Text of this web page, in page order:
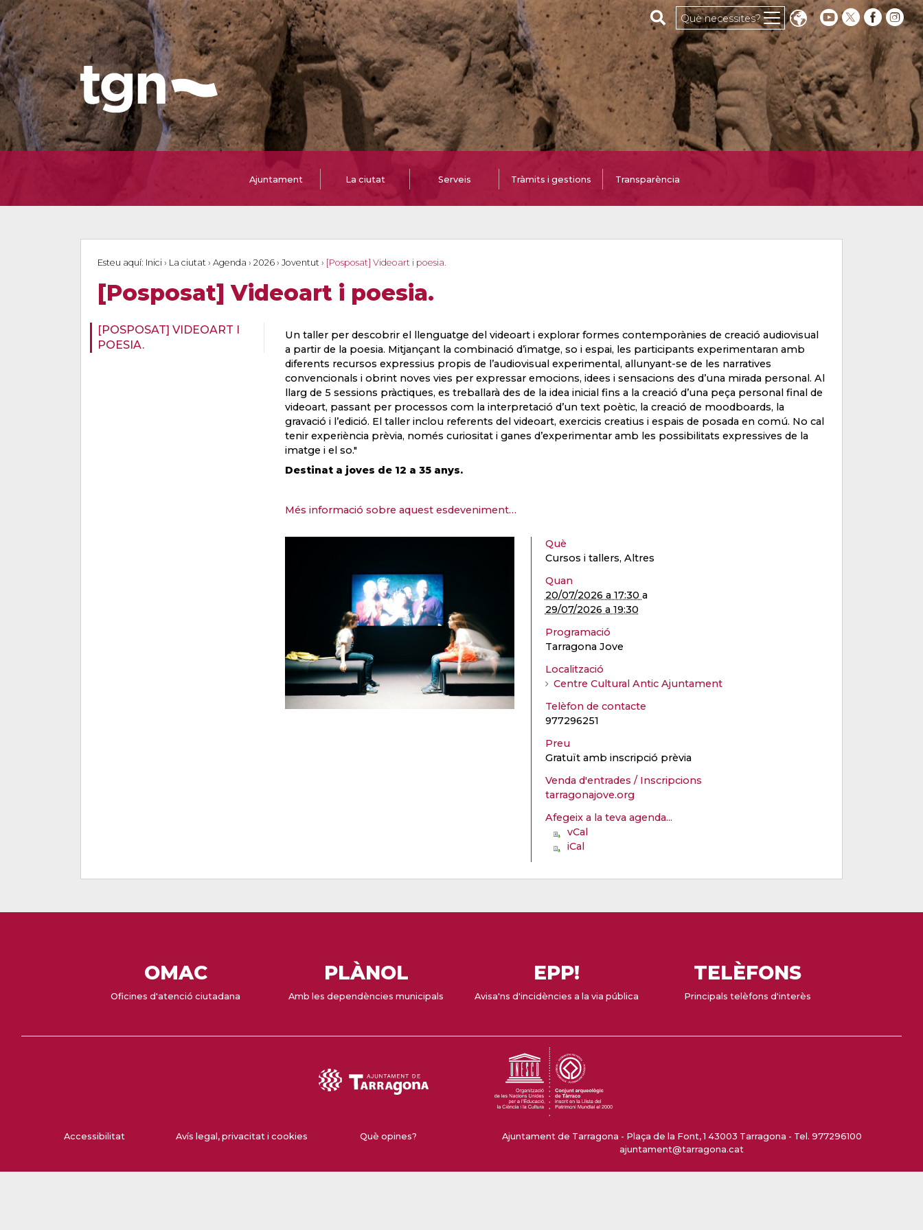
Cerca al web
Què necessites?
Ajuntament La ciutat Serveis Tràmits i gestions Transparència
Esteu aquí: Inici › La ciutat › Agenda › 2026 › Joventut › [Posposat] Videoart i poesia.
[Posposat] Videoart i poesia.
[POSPOSAT] VIDEOART I
POESIA.
Un taller per descobrir el llenguatge del videoart i explorar formes contemporànies de creació audiovisual
a partir de la poesia. Mitjançant la combinació d’imatge, so i espai, les participants experimentaran amb
diferents recursos expressius propis de l’audiovisual experimental, allunyant-se de les narratives
convencionals i obrint noves vies per expressar emocions, idees i sensacions des d’una mirada personal. Al
llarg de 5 sessions pràctiques, es treballarà des de la idea inicial fins a la creació d’una peça personal final de
videoart, passant per processos com la interpretació d’un text poètic, la creació de moodboards, la
gravació i l’edició. El taller inclou referents del videoart, exercicis creatius i espais de posada en comú. No cal
tenir experiència prèvia, només curiositat i ganes d’experimentar amb les possibilitats expressives de la
imatge i el so."
Destinat a joves de 12 a 35 anys.
Més informació sobre aquest esdeveniment…
Què
Cursos i tallers, Altres
Quan
20/07/2026 a 17:30 a
29/07/2026 a 19:30
Programació
Tarragona Jove
Localització
Centre Cultural Antic Ajuntament
Telèfon de contacte
977296251
Preu
Gratuït amb inscripció prèvia
Venda d'entrades / Inscripcions
tarragonajove.org
Afegeix a la teva agenda...
vCal
iCal
OMAC
Oficines d'atenció ciutadana
PLÀNOL
Amb les dependències municipals
EPP!
Avisa'ns d'incidències a la via pública
TELÈFONS
Principals telèfons d'interès
Accessibilitat Avís legal, privacitat i cookies Què opines?
Ajuntament de Tarragona - Plaça de la Font, 1 43003 Tarragona - Tel. 977296100
ajuntament@tarragona.cat